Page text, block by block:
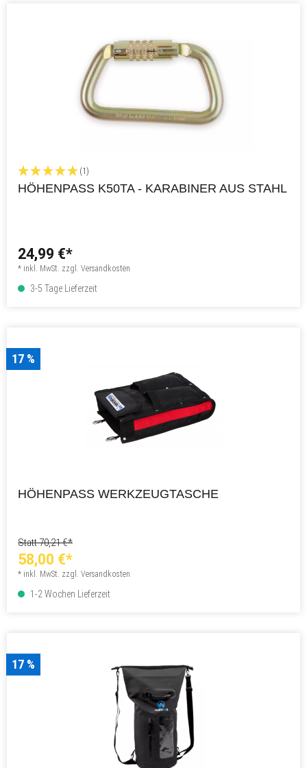
(1)
HÖHENPASS K50TA - KARABINER AUS STAHL
24,99 €*
* inkl. MwSt. zzgl. Versandkosten
3-5 Tage Lieferzeit
17 %
HÖHENPASS WERKZEUGTASCHE
Statt 70,21 €*
58,00 €*
* inkl. MwSt. zzgl. Versandkosten
1-2 Wochen Lieferzeit
17 %